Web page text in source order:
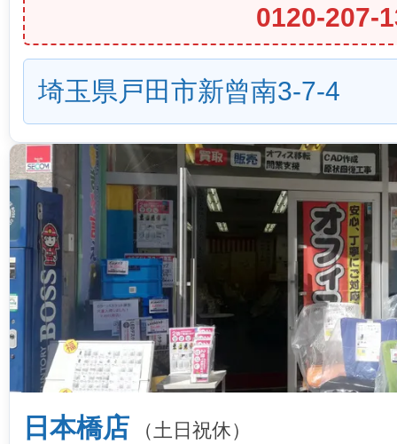
0120-207-
埼玉県戸田市新曾南3-7-4
日本橋店 （土日祝休）